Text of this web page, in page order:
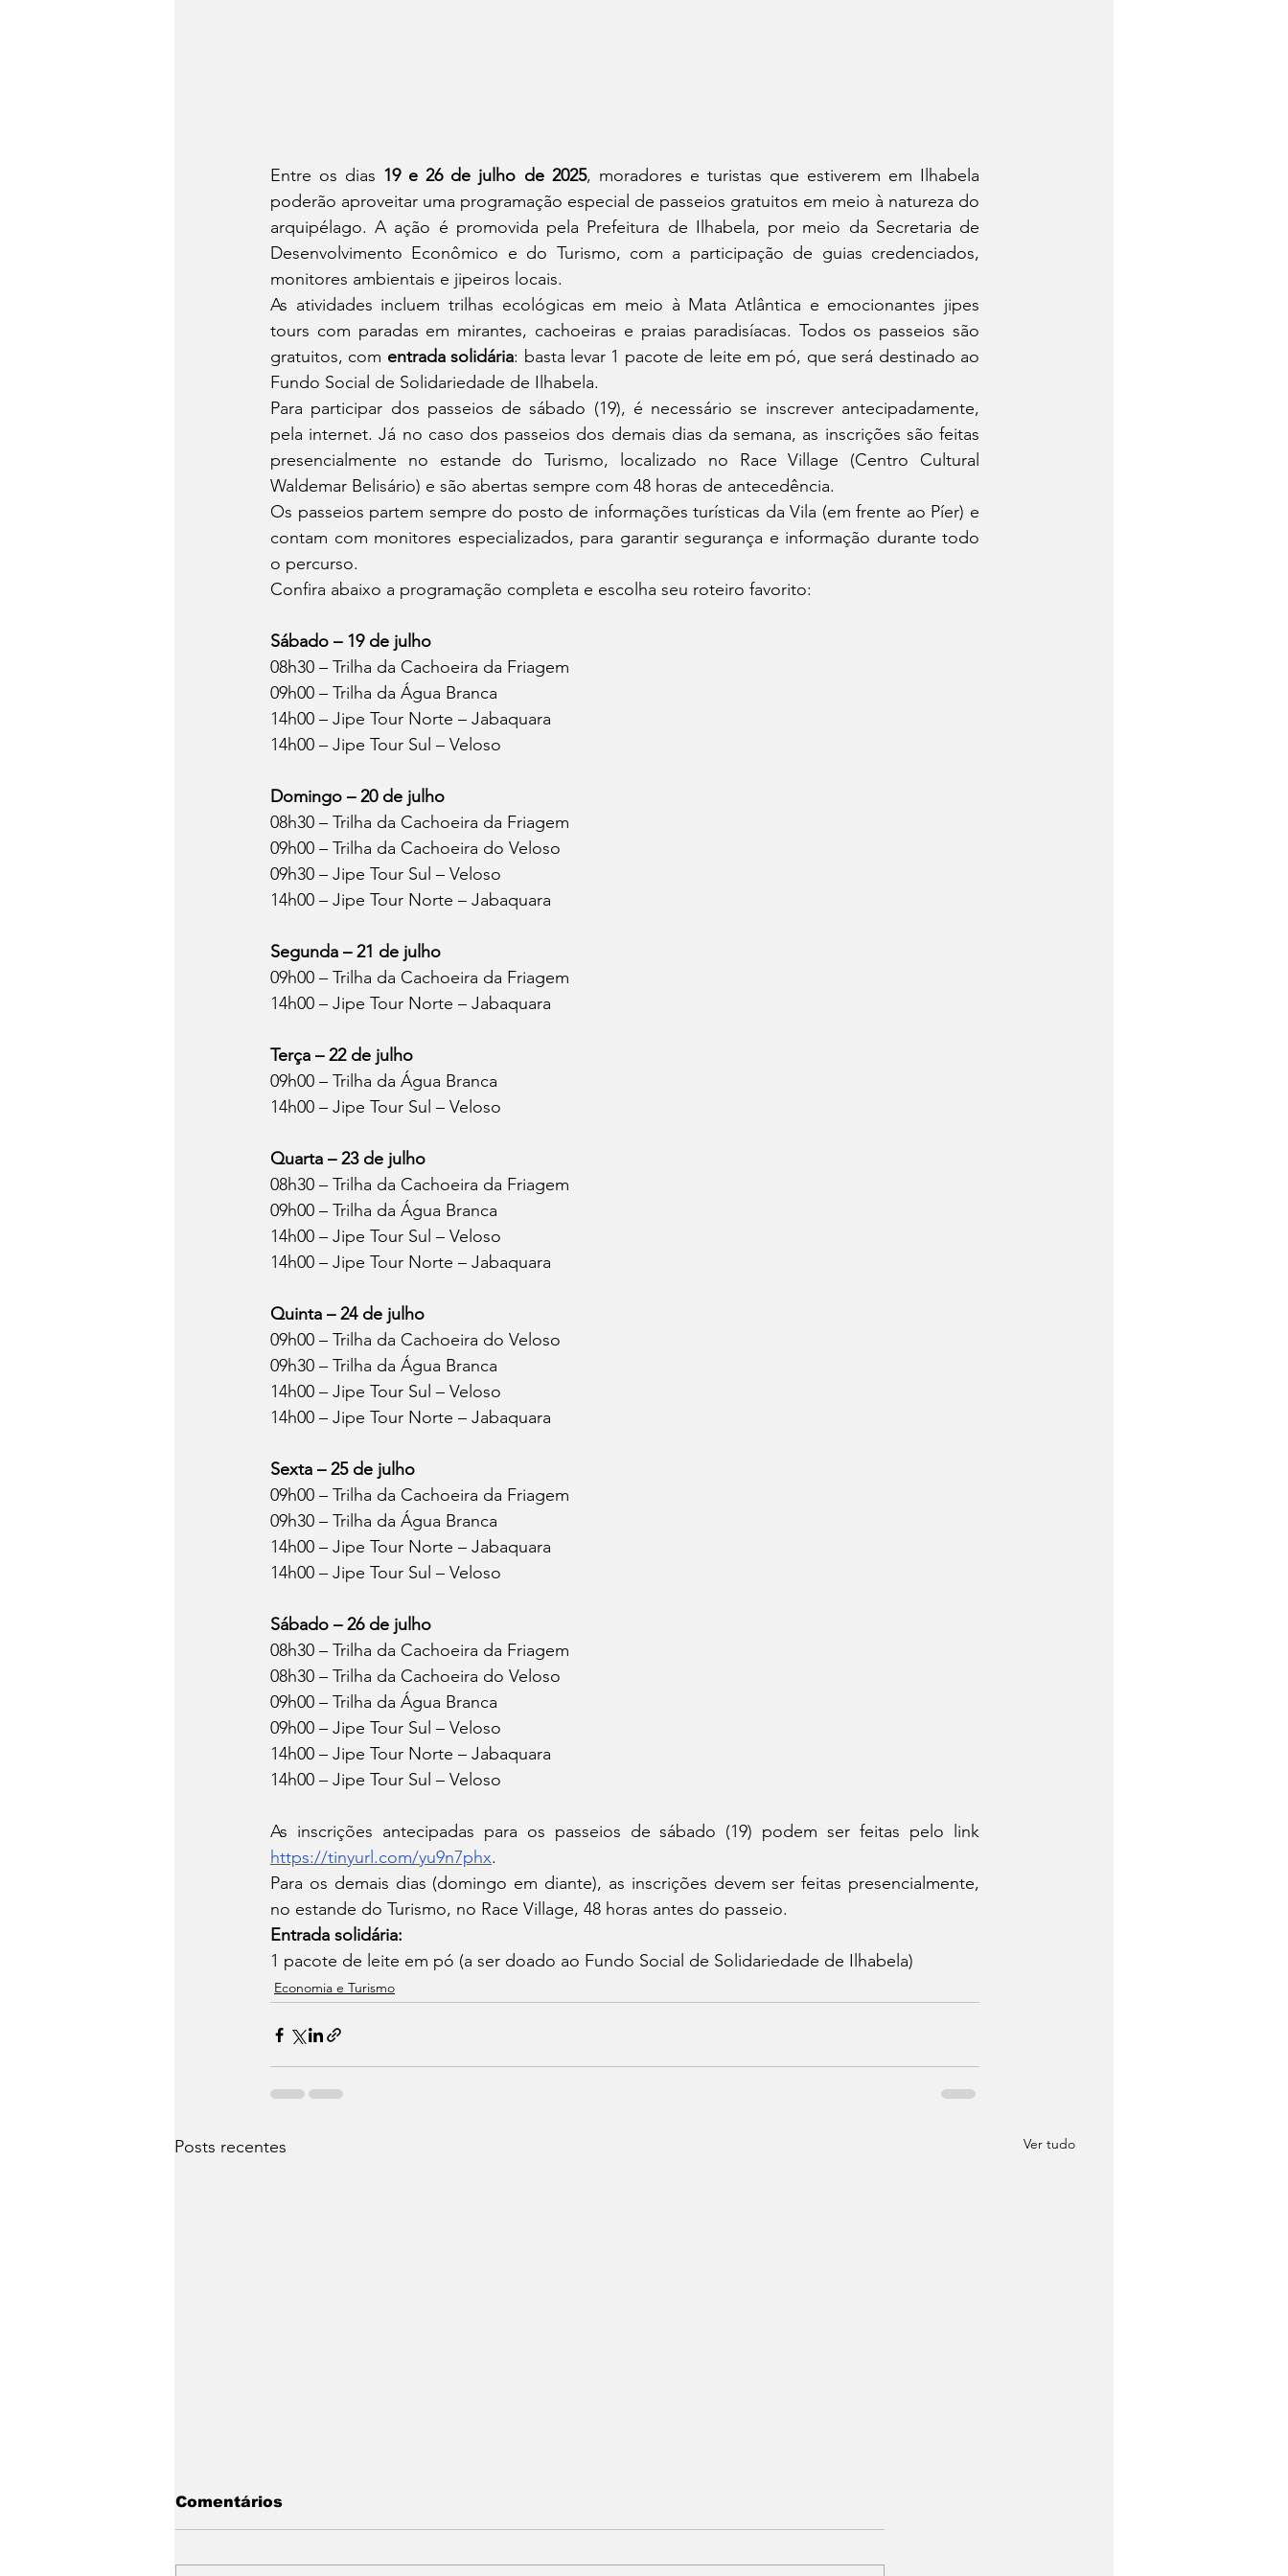
Entre os dias 19 e 26 de julho de 2025, moradores e turistas que estiverem em Ilhabela
poderão aproveitar uma programação especial de passeios gratuitos em meio à natureza do
arquipélago. A ação é promovida pela Prefeitura de Ilhabela, por meio da Secretaria de
Desenvolvimento Econômico e do Turismo, com a participação de guias credenciados,
monitores ambientais e jipeiros locais.
As atividades incluem trilhas ecológicas em meio à Mata Atlântica e emocionantes jipes
tours com paradas em mirantes, cachoeiras e praias paradisíacas. Todos os passeios são
gratuitos, com entrada solidária: basta levar 1 pacote de leite em pó, que será destinado ao
Fundo Social de Solidariedade de Ilhabela.
Para participar dos passeios de sábado (19), é necessário se inscrever antecipadamente,
pela internet. Já no caso dos passeios dos demais dias da semana, as inscrições são feitas
presencialmente no estande do Turismo, localizado no Race Village (Centro Cultural
Waldemar Belisário) e são abertas sempre com 48 horas de antecedência.
Os passeios partem sempre do posto de informações turísticas da Vila (em frente ao Píer) e
contam com monitores especializados, para garantir segurança e informação durante todo
o percurso.
Confira abaixo a programação completa e escolha seu roteiro favorito:
Sábado – 19 de julho
08h30 – Trilha da Cachoeira da Friagem
09h00 – Trilha da Água Branca
14h00 – Jipe Tour Norte – Jabaquara
14h00 – Jipe Tour Sul – Veloso
Domingo – 20 de julho
08h30 – Trilha da Cachoeira da Friagem
09h00 – Trilha da Cachoeira do Veloso
09h30 – Jipe Tour Sul – Veloso
14h00 – Jipe Tour Norte – Jabaquara
Segunda – 21 de julho
09h00 – Trilha da Cachoeira da Friagem
14h00 – Jipe Tour Norte – Jabaquara
Terça – 22 de julho
09h00 – Trilha da Água Branca
14h00 – Jipe Tour Sul – Veloso
Quarta – 23 de julho
08h30 – Trilha da Cachoeira da Friagem
09h00 – Trilha da Água Branca
14h00 – Jipe Tour Sul – Veloso
14h00 – Jipe Tour Norte – Jabaquara
Quinta – 24 de julho
09h00 – Trilha da Cachoeira do Veloso
09h30 – Trilha da Água Branca
14h00 – Jipe Tour Sul – Veloso
14h00 – Jipe Tour Norte – Jabaquara
Sexta – 25 de julho
09h00 – Trilha da Cachoeira da Friagem
09h30 – Trilha da Água Branca
14h00 – Jipe Tour Norte – Jabaquara
14h00 – Jipe Tour Sul – Veloso
Sábado – 26 de julho
08h30 – Trilha da Cachoeira da Friagem
08h30 – Trilha da Cachoeira do Veloso
09h00 – Trilha da Água Branca
09h00 – Jipe Tour Sul – Veloso
14h00 – Jipe Tour Norte – Jabaquara
14h00 – Jipe Tour Sul – Veloso
https://tinyurl.com/yu9n7phx.
Para os demais dias (domingo em diante), as inscrições devem ser feitas presencialmente,
no estande do Turismo, no Race Village, 48 horas antes do passeio.
Entrada solidária:
1 pacote de leite em pó (a ser doado ao Fundo Social de Solidariedade de Ilhabela)
Economia e Turismo
Posts recentes Ver tudo
Comentários